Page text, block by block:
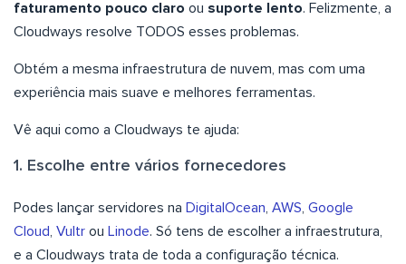
faturamento pouco claro ou suporte lento. Felizmente, a
Cloudways resolve TODOS esses problemas.
Obtém a mesma infraestrutura de nuvem, mas com uma
experiência mais suave e melhores ferramentas.
Vê aqui como a Cloudways te ajuda:
1. Escolhe entre vários fornecedores
Podes lançar servidores na DigitalOcean, AWS, Google
Cloud, Vultr ou Linode. Só tens de escolher a infraestrutura,
e a Cloudways trata de toda a configuração técnica.